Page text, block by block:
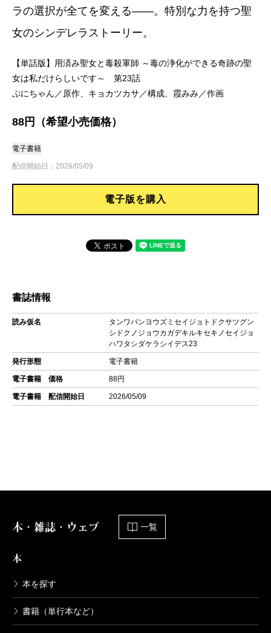
ラの選択が全てを変える――。特別な力を持つ聖
女のシンデレラストーリー。
【単話版】用済み聖女と毒殺軍師 ～毒の浄化ができる奇跡の聖
女は私だけらしいです～ 第23話
ぷにちゃん／原作、キョカツカサ／構成、霞みみ／作画
88円（希望小売価格）
電子書籍
配信開始日：2026/05/09
電子版を購入
書誌情報
読み仮名
タンワバンヨウズミセイジョトドクサツグン
シドクノジョウカガデキルキセキノセイジョ
ハワタシダケラシイデス23
発行形態 電子書籍
電子書籍 価格 88円
電子書籍 配信開始日 2026/05/09
本・雑誌・ウェブ 一覧
本
本を探す
書籍（単行本など）